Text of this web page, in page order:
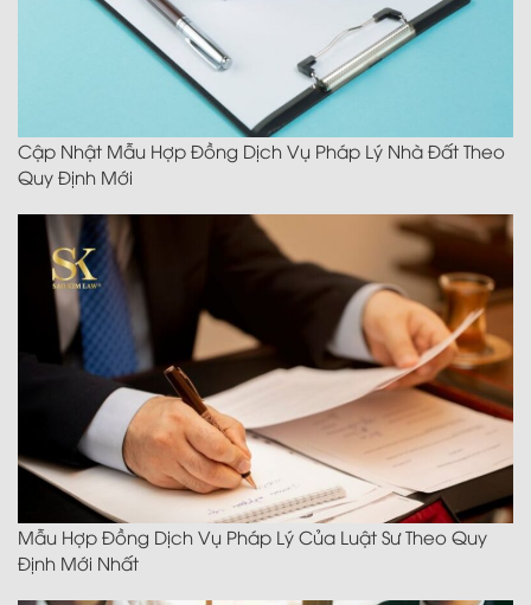
Cập Nhật Mẫu Hợp Đồng Dịch Vụ Pháp Lý Nhà Đất Theo
Quy Định Mới
Mẫu Hợp Đồng Dịch Vụ Pháp Lý Của Luật Sư Theo Quy
Định Mới Nhất